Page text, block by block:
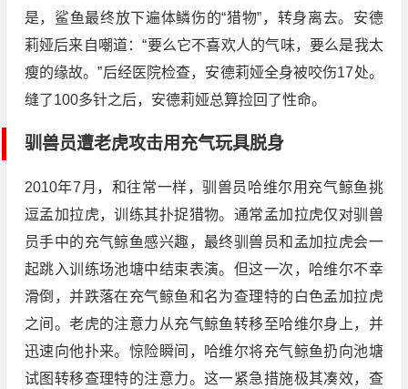
是，鲨鱼最终放下遍体鳞伤的“猎物”，转身离去。安德
莉娅后来自嘲道：“要么它不喜欢人的气味，要么是我太
瘦的缘故。”后经医院检查，安德莉娅全身被咬伤17处。
缝了100多针之后，安德莉娅总算捡回了性命。
驯兽员遭老虎攻击用充气玩具脱身
2010年7月，和往常一样，驯兽员哈维尔用充气鲸鱼挑
逗孟加拉虎，训练其扑捉猎物。通常孟加拉虎仅对驯兽
员手中的充气鲸鱼感兴趣，最终驯兽员和孟加拉虎会一
起跳入训练场池塘中结束表演。但这一次，哈维尔不幸
滑倒，并跌落在充气鲸鱼和名为查理特的白色孟加拉虎
之间。老虎的注意力从充气鲸鱼转移至哈维尔身上，并
迅速向他扑来。惊险瞬间，哈维尔将充气鲸鱼扔向池塘
试图转移查理特的注意力。这一紧急措施极其凑效，查